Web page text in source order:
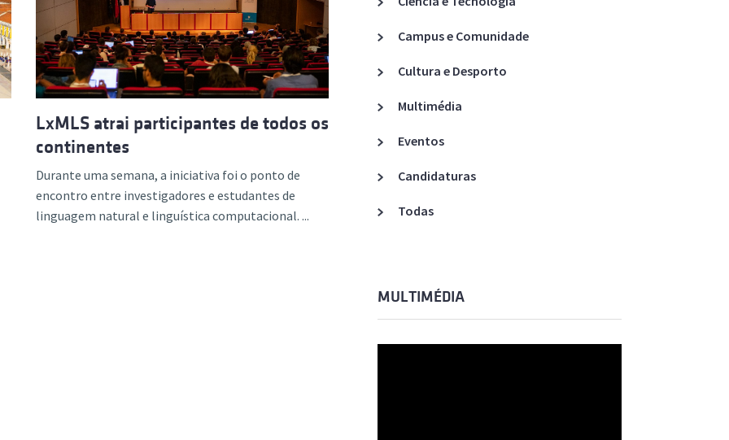
Avançada
Acreditações A3ES
LxMLS atrai participantes de todos os
continentes
Durante uma semana, a iniciativa foi o ponto de
encontro entre investigadores e estudantes de
linguagem natural e linguística computacional. ...
Campus e Comunidade
Cultura e Desporto
Multimédia
Eventos
Candidaturas
Todas
MULTIMÉDIA